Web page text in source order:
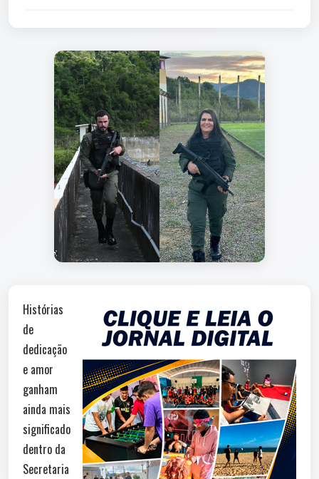
Histórias
de
dedicação
e amor
ganham
ainda mais
significado
dentro da
Secretaria